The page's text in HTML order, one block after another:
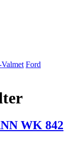
Ford
WK 842